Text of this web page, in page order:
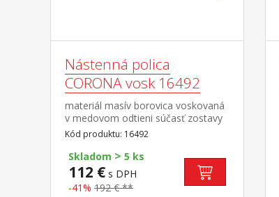
Nástenná polica
CORONA vosk 16492
materiál masív borovica voskovaná
v medovom odtieni súčasť zostavy
Corona
Kód produktu: 16492
Skladom > 5 ks
112 € s DPH
-41% 192 € **